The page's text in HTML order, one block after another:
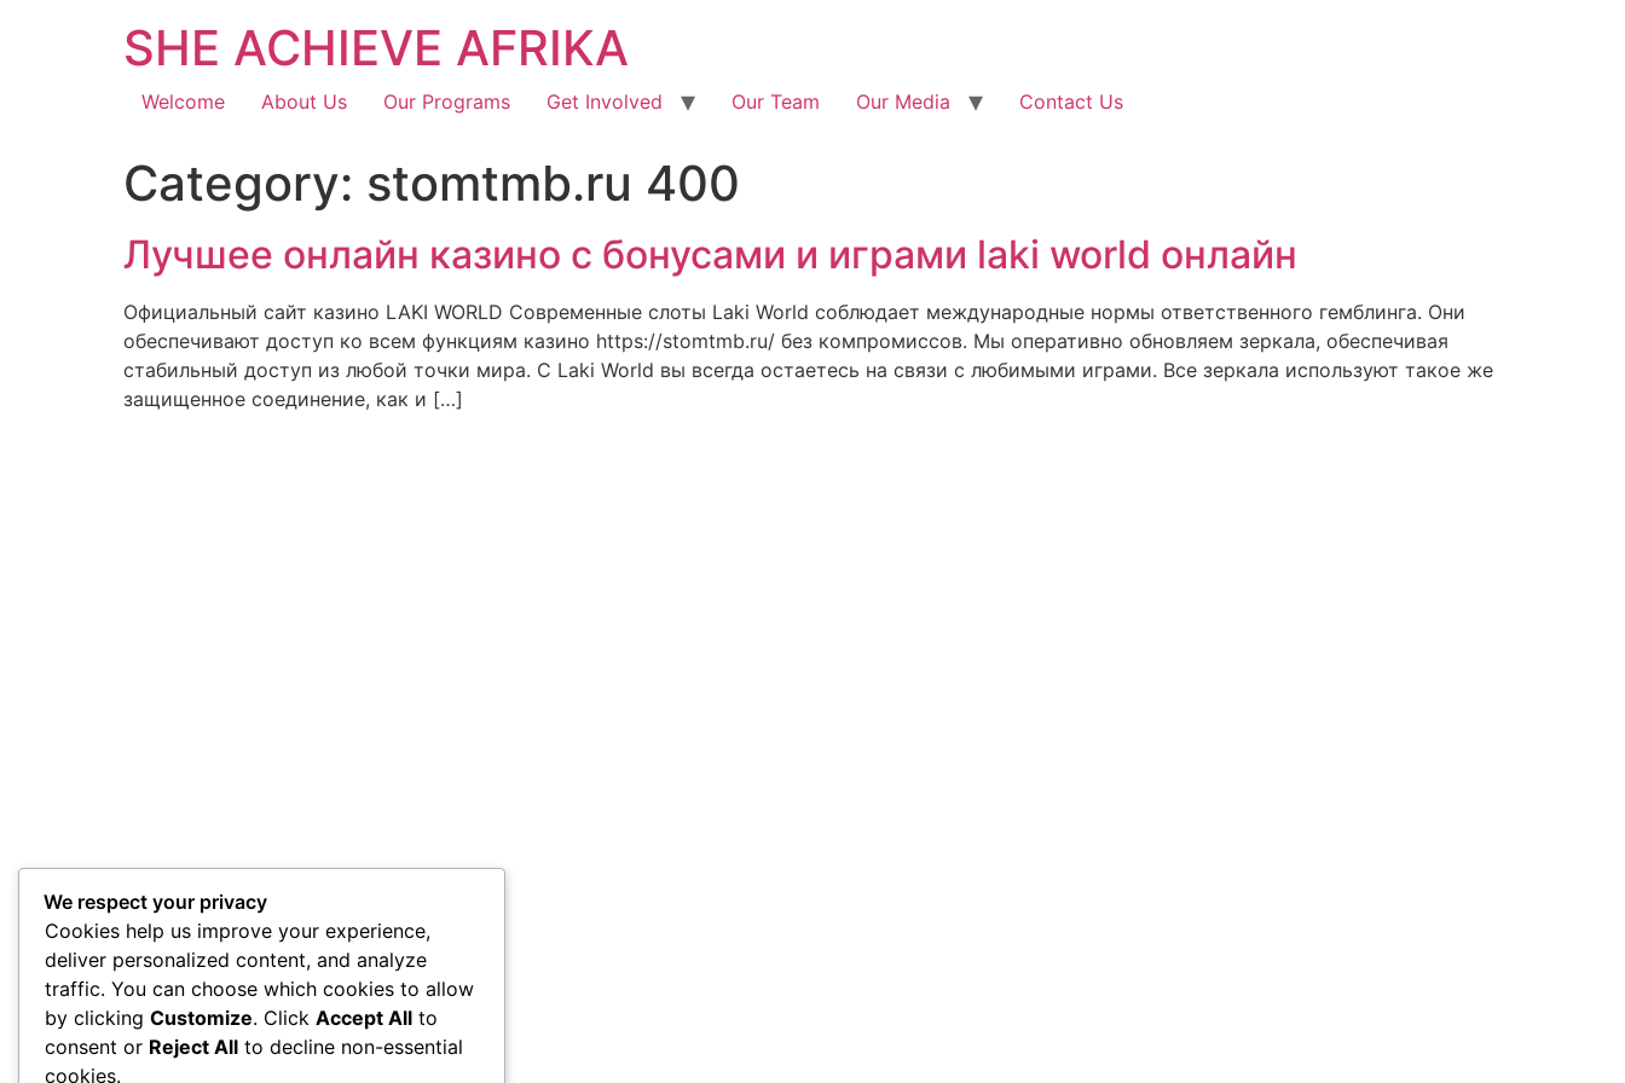
SHE ACHIEVE AFRIKA
Welcome About Us Our Programs Get Involved Our Team Our Media Contact Us
Category: stomtmb.ru 400
Лучшее онлайн казино с бонусами и играми laki world онлайн
Официальный сайт казино LAKI WORLD Современные слоты Laki World соблюдает международные нормы ответственного гемблинга. Они
обеспечивают доступ ко всем функциям казино https://stomtmb.ru/ без компромиссов. Мы оперативно обновляем зеркала, обеспечивая
стабильный доступ из любой точки мира. С Laki World вы всегда остаетесь на связи с любимыми играми. Все зеркала используют такое же
защищенное соединение, как и […]
We respect your privacy
Cookies help us improve your experience,
deliver personalized content, and analyze
traffic. You can choose which cookies to allow
by clicking Customize. Click Accept All to
consent or Reject All to decline non-essential
cookies.